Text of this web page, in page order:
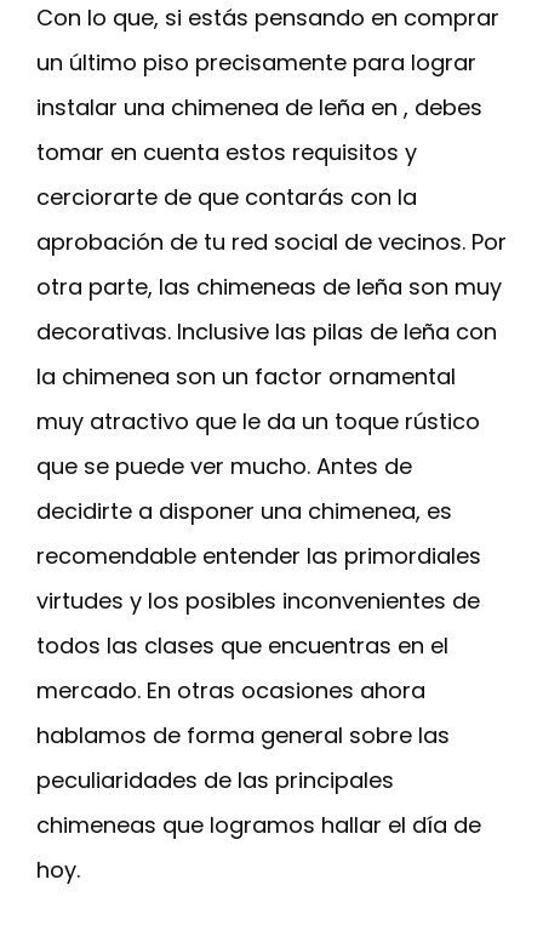
Con lo que, si estás pensando en comprar
un último piso precisamente para lograr
instalar una chimenea de leña en , debes
tomar en cuenta estos requisitos y
cerciorarte de que contarás con la
aprobación de tu red social de vecinos. Por
otra parte, las chimeneas de leña son muy
decorativas. Inclusive las pilas de leña con
la chimenea son un factor ornamental
muy atractivo que le da un toque rústico
que se puede ver mucho. Antes de
decidirte a disponer una chimenea, es
recomendable entender las primordiales
virtudes y los posibles inconvenientes de
todos las clases que encuentras en el
mercado. En otras ocasiones ahora
hablamos de forma general sobre las
peculiaridades de las principales
chimeneas que logramos hallar el día de
hoy.